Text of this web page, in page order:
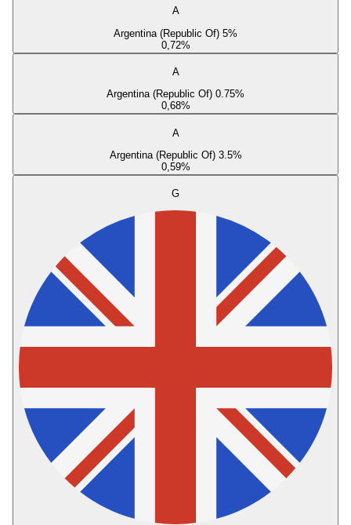
A
Argentina (Republic Of) 5%
0,72%
A
Argentina (Republic Of) 0.75%
0,68%
A
Argentina (Republic Of) 3.5%
0,59%
G